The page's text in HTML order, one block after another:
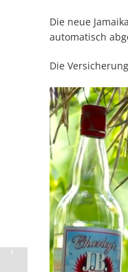
Die neue
automatisch
Die